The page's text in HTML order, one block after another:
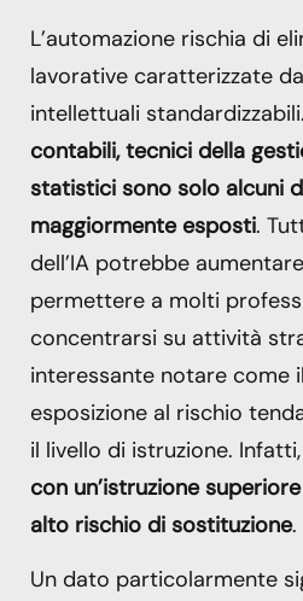
L’automazione rischia di
lavorative caratterizzate
intellettuali standardizzabili.
contabili, tecnici della
statistici sono solo alcuni
maggiormente esposti.
dell’IA potrebbe
permettere a molti
concentrarsi su attività
interessante notare come
esposizione al rischio
il livello di istruzione. Infatti,
con un’istruzione
alto rischio di sostituzione.
Un dato particolarmente